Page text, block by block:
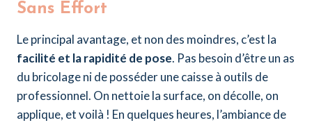
Sans Effort
Le principal avantage, et non des moindres, c’est la
facilité et la rapidité de pose. Pas besoin d’être un as
du bricolage ni de posséder une caisse à outils de
professionnel. On nettoie la surface, on décolle, on
applique, et voilà ! En quelques heures, l’ambiance de